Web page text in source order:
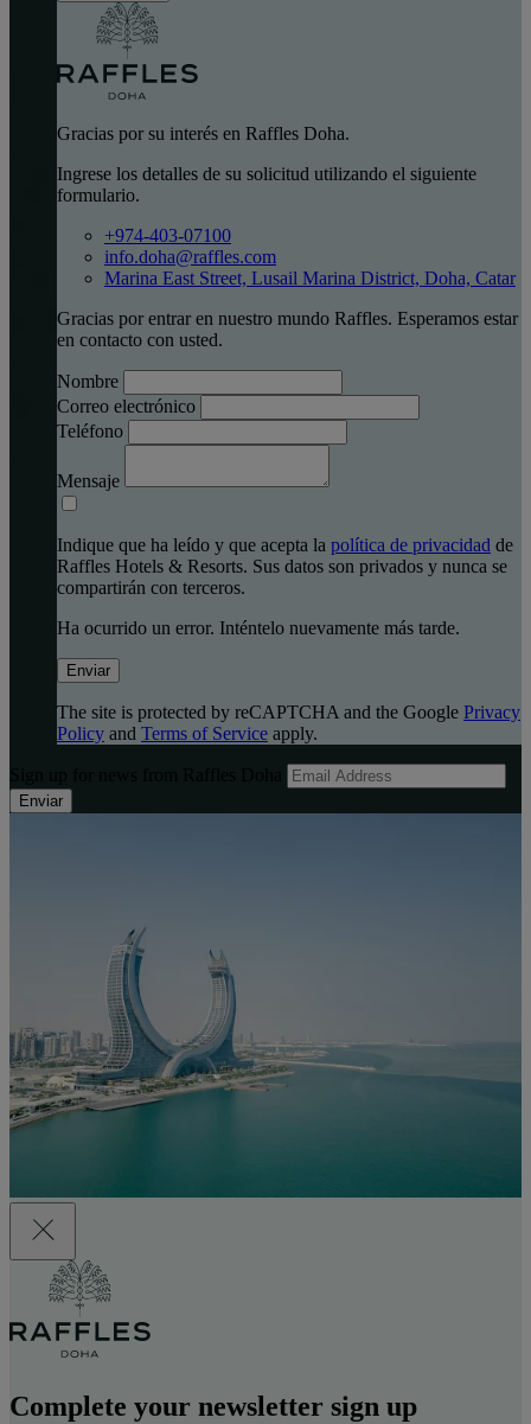
Gracias por su interés en Raffles Doha.
Ingrese los detalles de su solicitud utilizando el siguiente
formulario.
+974-403-07100
info.doha@raffles.com
Marina East Street, Lusail Marina District, Doha, Catar
Gracias por entrar en nuestro mundo Raffles. Esperamos estar
en contacto con usted.
Nombre
Correo electrónico
Teléfono
Mensaje
Indique que ha leído y que acepta la política de privacidad de
Raffles Hotels & Resorts. Sus datos son privados y nunca se
compartirán con terceros.
Ha ocurrido un error. Inténtelo nuevamente más tarde.
Enviar
The site is protected by reCAPTCHA and the Google Privacy
Policy and Terms of Service apply.
Enviar
Complete your newsletter sign up